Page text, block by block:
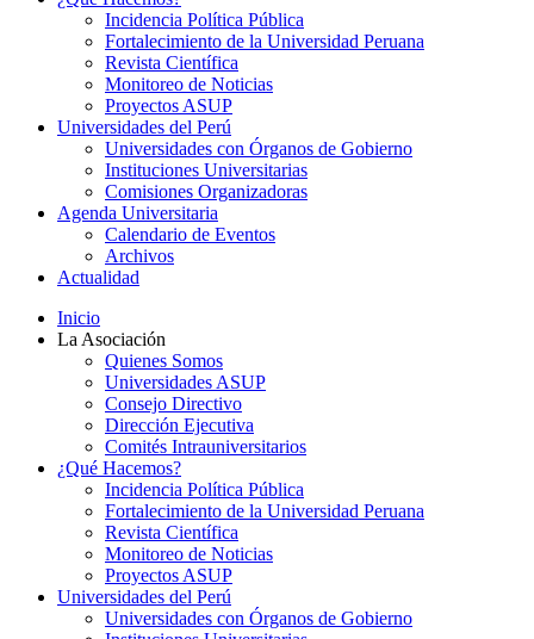
Incidencia Política Pública
Fortalecimiento de la Universidad Peruana
Revista Científica
Monitoreo de Noticias
Proyectos ASUP
Universidades del Perú
Universidades con Órganos de Gobierno
Instituciones Universitarias
Comisiones Organizadoras
Agenda Universitaria
Calendario de Eventos
Archivos
Actualidad
Inicio
La Asociación
Quienes Somos
Universidades ASUP
Consejo Directivo
Dirección Ejecutiva
Comités Intrauniversitarios
¿Qué Hacemos?
Incidencia Política Pública
Fortalecimiento de la Universidad Peruana
Revista Científica
Monitoreo de Noticias
Proyectos ASUP
Universidades del Perú
Universidades con Órganos de Gobierno